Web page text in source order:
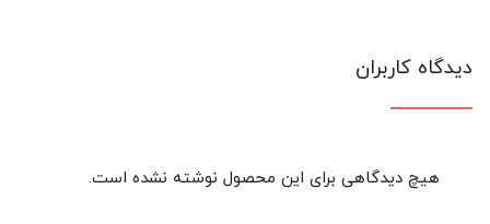
دیدگاه کاربران
هیچ دیدگاهی برای این محصول نوشته نشده است.